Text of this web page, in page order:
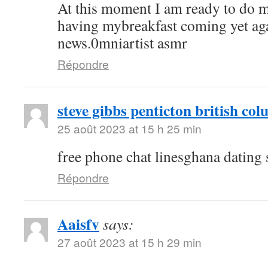
At this moment I am ready to do
having mybreakfast coming yet
news.0mniartist asmr
Répondre
steve gibbs penticton british
25 août 2023 at 15 h 25 min
free phone chat linesghana dating
Répondre
Aaisfvsays:
27 août 2023 at 15 h 29 min